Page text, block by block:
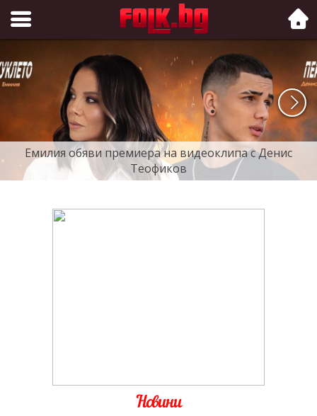
Folk.bg
Емилия обяви премиера на видеоклипа с Денис
Теофиков
Новини